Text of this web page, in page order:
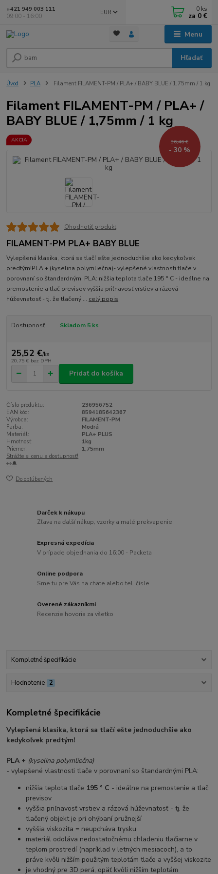
Menu
EUR
Hľadať
+421 949 003 111
09:00 - 16:00
0 ks
za 0 €
Úvod PLA Filament FILAMENT-PM / PLA+ / BABY BLUE / 1,75mm / 1 kg
Filament FILAMENT-PM / PLA+ /
BABY BLUE / 1,75mm / 1 kg
AKCIA 36,46 €
- 30 %
Ohodnotiť produkt
FILAMENT-PM PLA+ BABY BLUE
Vylepšená klasika, ktorá sa tlačí ešte jednoduchšie ako kedykoľvek
predtým!PLA + (kyselina polymliečna)- vylepšené vlastnosti tlače v
porovnaní so štandardnými PLA: nižšia teplota tlače 195 ° C - ideálne na
premostenie a tlač previsov vyššia priľnavosť vrstiev a rázová
húževnatosť - tj. že tlačený ... celý popis
Dostupnosť Skladom 5 ks
25,52 €/ks
20,75 € bez DPH
Pridať do košíka
Číslo produktu:
236956752
EAN kód:
8594185642367
Výrobca:
FILAMENT-PM
Farba:
Modrá
Materiál:
PLA+ PLUS
Hmotnosť:
1kg
Priemer:
1,75mm
Strážte si cenu a dostupnosť!
👀🔔
Do obľúbených
Darček k nákupu
Zľava na ďalší nákup, vzorky a malé prekvapenie
Expresná expedícia
V prípade objednania do 16:00 - Packeta
Online podpora
Sme tu pre Vás na chate alebo tel. čísle
Overené zákazníkmi
Recenzie hovoria za všetko
Kompletné špecifikácie
Hodnotenie 2
Kompletné špecifikácie
Vylepšená klasika, ktorá sa tlačí ešte jednoduchšie ako
kedykoľvek predtým!
PLA + (kyselina polymliečna)
- vylepšené vlastnosti tlače v porovnaní so štandardnými PLA:
nižšia teplota tlače 195 ° C - ideálne na premostenie a tlač
previsov
vyššia priľnavosť vrstiev a rázová húževnatosť - tj. že
tlačený objekt je pri ohýbaní pružnejší
vyššia viskozita = neupcháva trysku
materiál odoláva nedostatočnému chladeniu tlačiarne v
teplom prostredí (napríklad v letných mesiacoch), a to
práve kvôli nižším použitým teplotám tlače a vyššej viskozite
je vhodný pre 3D perá, opäť kvôli nižším teplotám